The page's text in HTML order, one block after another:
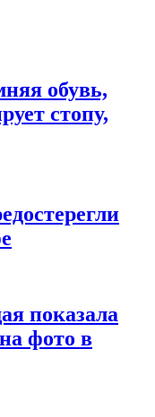
обувь,
стопу,
показала
фото в